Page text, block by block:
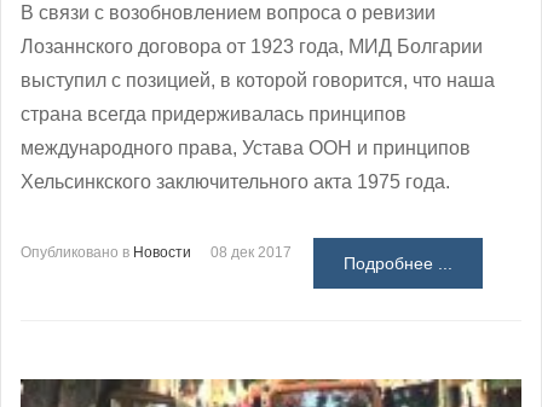
В связи с возобновлением вопроса о ревизии
Лозаннского договора от 1923 года, МИД Болгарии
выступил с позицией, в которой говорится, что наша
страна всегда придерживалась принципов
международного права, Устава ООН и принципов
Хельсинкского заключительного акта 1975 года.
Опубликовано в Новости 08 дек 2017
Подробнее ...